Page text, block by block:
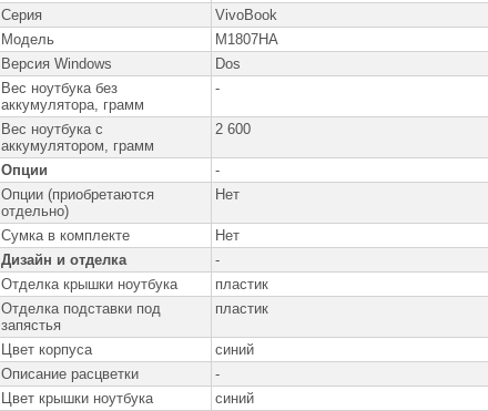
Серия
VivoBook
Модель
M1807HA
Версия Windows
Dos
Вес ноутбука без
аккумулятора, грамм
-
Вес ноутбука с
аккумулятором, грамм
2 600
Опции
-
Опции (приобретаются
отдельно)
Нет
Сумка в комплекте
Нет
Дизайн и отделка
-
Отделка крышки ноутбука
пластик
Отделка подставки под
запястья
пластик
Цвет корпуса
синий
Описание расцветки
-
Цвет крышки ноутбука
синий